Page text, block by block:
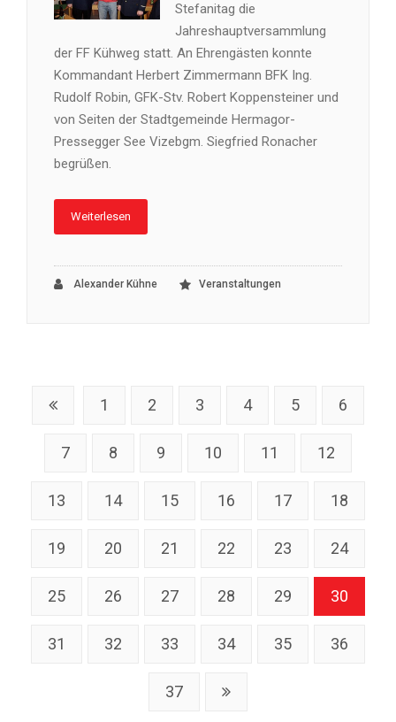
Stefanitag die
Jahreshauptversammlung
der FF Kühweg statt. An Ehrengästen konnte
Kommandant Herbert Zimmermann BFK Ing.
Rudolf Robin, GFK-Stv. Robert Koppensteiner und
von Seiten der Stadtgemeinde Hermagor-
Pressegger See Vizebgm. Siegfried Ronacher
begrüßen.
Weiterlesen
Alexander Kühne Veranstaltungen
1 2 3 4 5 6
7 8 9 10 11 12
13 14 15 16 17 18
19 20 21 22 23 24
25 26 27 28 29 30
31 32 33 34 35 36
37